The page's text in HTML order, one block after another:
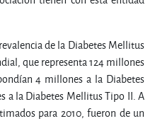
de la Diabetes Mellitus
que representa 124 millones
4 millones a la Diabetes
a la Diabetes Mellitus Tipo II. A
para 2010, fueron de un